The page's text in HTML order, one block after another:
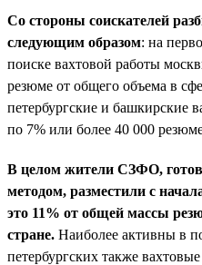
Со стороны соискателей
следующим образом: на
поиске вахтовой работы
резюме от общего объема в
петербургские и башкирские
по 7% или более 40 000
В целом жители СЗФО,
методом, разместили с
это 11% от общей массы
стране. Наиболее активны в
петербургских также